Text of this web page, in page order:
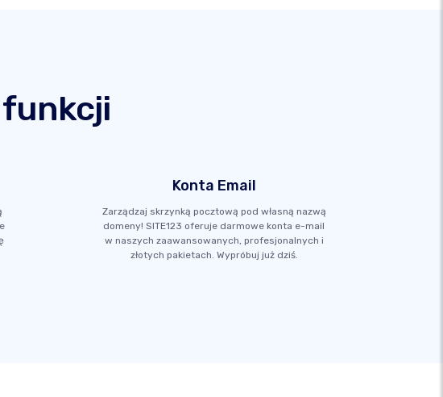
funkcji
Konta Email
Zarządzaj skrzynką pocztową pod własną nazwą
domeny! SITE123 oferuje darmowe konta e-mail
w naszych zaawansowanych, profesjonalnych i
złotych pakietach. Wypróbuj już dziś.